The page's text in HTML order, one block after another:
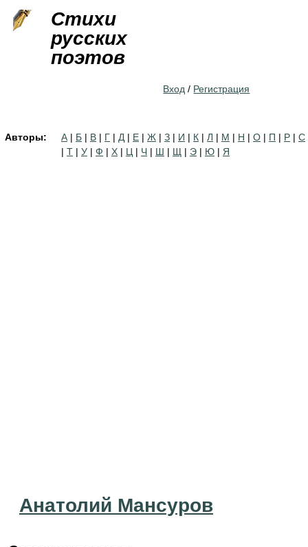
Стихи
русских
поэтов
Вход / Регистрация
Авторы: А | Б | В | Г | Д | Е | Ж | З | И | К | Л | М | Н | О | П | Р | С
| Т | У | Ф | Х | Ц | Ч | Ш | Щ | Э | Ю | Я
Анатолий Мансуров